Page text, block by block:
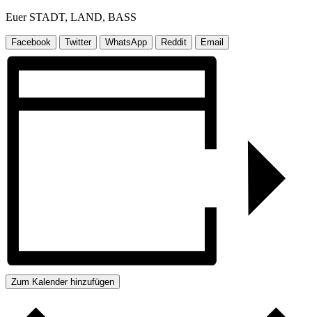
Euer STADT, LAND, BASS
Facebook Twitter WhatsApp Reddit Email
Zum Kalender hinzufügen